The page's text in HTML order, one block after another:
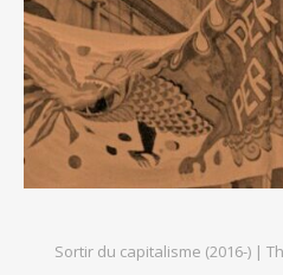
Sortir du capitalisme (2016-) |